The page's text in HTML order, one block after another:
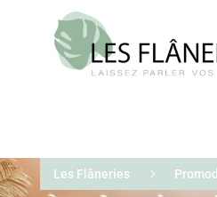
Les Flâneries 5 Promod